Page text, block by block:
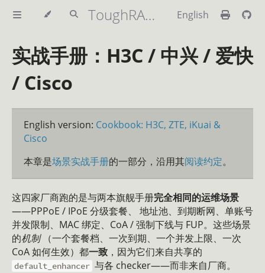
ToughRADIUS Handbook English
实战手册：H3C / 中兴 / 爱快
/ Cisco
English version: Cookbook: H3C, ZTE, iKuai &
Cisco
本章是场景实战手册的一部分，沿用其阅读约定。
这四家厂商跑的是与两本旗舰手册完全相同的运维场景
——PPPoE / IPoE 分级套餐、 地址池、到期断网、单账号
并发限制、MAC 绑定、CoA / 强制下线与 FUP。这些场景
的机制（一个套餐档、一次到期、一个并发上限、一次
CoA 如何生效）都一致 ，因为它们来自共享的
default_enhancer 与各 checker——而非来自厂商。